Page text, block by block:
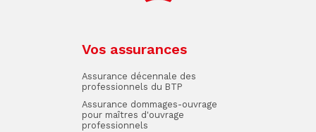
Vos assurances
Assurance décennale des
professionnels du BTP
Assurance dommages-ouvrage
pour maîtres d'ouvrage
professionnels